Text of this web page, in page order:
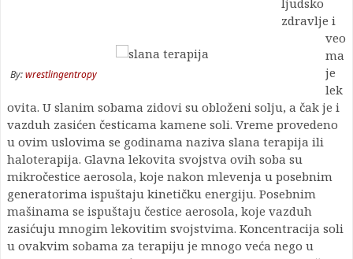
By:wrestlingentropy
ljudsko
zdravlje i
veo
ma
je
lek
ovita. U slanim sobama zidovi su obloženi solju, a čak je i
vazduh zasićen česticama kamene soli. Vreme provedeno
u ovim uslovima se godinama naziva slana terapija ili
haloterapija. Glavna lekovita svojstva ovih soba su
mikročestice aerosola, koje nakon mlevenja u posebnim
generatorima ispuštaju kinetičku energiju. Posebnim
mašinama se ispuštaju čestice aerosola, koje vazduh
zasićuju mnogim lekovitim svojstvima. Koncentracija soli
u ovakvim sobama za terapiju je mnogo veća nego u